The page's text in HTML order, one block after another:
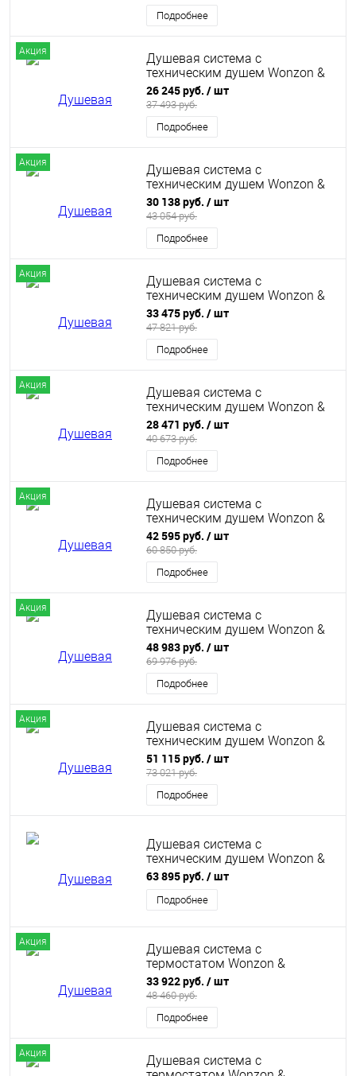
Подробнее
Акция
Душевая система с
техническим душем Wonzon &
Woghand, Хром (WW-A30874-
CR)
26 245 руб. / шт
37 493 руб.
Подробнее
Акция
Душевая система с
техническим душем Wonzon &
Woghand, Темный графит (WW-
A30874-BGG)
30 138 руб. / шт
43 054 руб.
Подробнее
Акция
Душевая система с
техническим душем Wonzon &
Woghand, Брашированное
золото (WW-A30874-BG)
33 475 руб. / шт
47 821 руб.
Подробнее
Акция
Душевая система с
техническим душем Wonzon &
Woghand, Белый матовый (WW-
A30874-MW)
28 471 руб. / шт
40 673 руб.
Подробнее
Акция
Душевая система с
техническим душем Wonzon &
Woghand Shelf, Черный
матовый (WW-B4161-MB)
42 595 руб. / шт
60 850 руб.
Подробнее
Акция
Душевая система с
техническим душем Wonzon &
Woghand Shelf, Темный графит
(WW-B4161-BGG)
48 983 руб. / шт
69 976 руб.
Подробнее
Акция
Душевая система с
техническим душем Wonzon &
Woghand Shelf, Брашированное
золото (WW-B4161-BG)
51 115 руб. / шт
73 021 руб.
Подробнее
Душевая система с
техническим душем Wonzon &
Woghand Shelf, Белый матовый
(WW-B4161-MW)
63 895 руб. / шт
Подробнее
Акция
Душевая система с
термостатом Wonzon &
Woghand, Черный матовый
(WW-B3310-MB)
33 922 руб. / шт
48 460 руб.
Подробнее
Акция
Душевая система с